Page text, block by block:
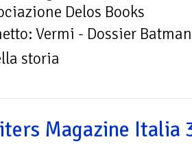
Delos Books
Vermi - Dossier
storia
Magazine Italia